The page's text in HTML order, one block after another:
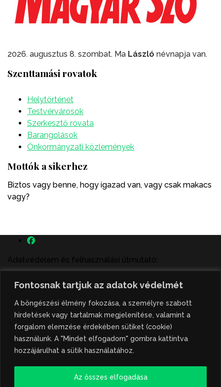
Fontosnak tartjuk az adatok védelmét
A böngészési élmény fokozása, a személyre szabott
hirdetések vagy tartalmak megjelenítése, valamint a
forgalom elemzése érdekében sütiket (cookie)
használunk. A "Mindet elfogadom" gombra kattintva
hozzájárulhat a sütik használatához.
Az összes elfogadása
2026. augusztus 8. szombat. Ma László névnapja van.
Szenttamási rovatok
Helytörténet
Testvérvárosok
Szerkesztő rovata
Barangolások
Önkormányzati közlemények
Mottók a sikerhez
Biztos vagy benne, hogy igazad van, vagy csak makacs
vagy?
Adatvédelem és felhasználási útmutató:
A szenttamás.rs magyar nyelvű internetes hírportálon
megjelenő szerzői írások, a híranyag és minden egyéb
tartalom a portált működtető Gion Nándor Kulturális
Központ szellemi tulajdonát képezik, amely szellemi
tulajdont a nemzetközi és szerbiai törvények védik. A
jogosulatlan felhasználás büntető- és polgári jogi
következményeket von maga után. A hírportálon
ismertetése, illetve közzétett fotók átvétele kizárólag